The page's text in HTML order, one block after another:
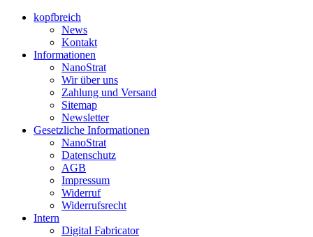
kopfbreich
News
Kontakt
Informationen
NanoStrat
Wir über uns
Zahlung und Versand
Sitemap
Newsletter
Gesetzliche Informationen
NanoStrat
Datenschutz
AGB
Impressum
Widerruf
Widerrufsrecht
Intern
Digital Fabricator